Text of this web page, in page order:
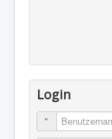
Login
Benutzername